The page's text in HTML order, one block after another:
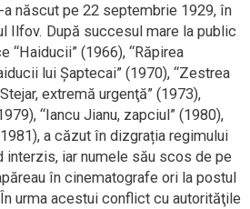
a născut pe 22 septembrie 1929, în
Ilfov. După succesul mare la public
“Haiducii” (1966), “Răpirea
lui Şaptecai” (1970), “Zestrea
extremă urgenţă” (1973),
“Iancu Jianu, zapciul” (1980),
a căzut în dizgrația regimului
interzis, iar numele său scos de pe
în cinematografe ori la postul
urma acestui conflict cu autorităţile